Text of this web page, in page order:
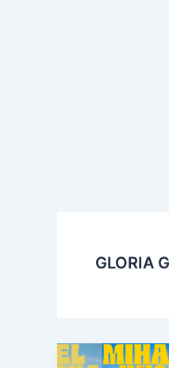
GLORIA